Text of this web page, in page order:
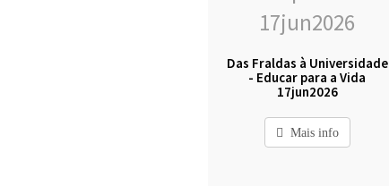
Das Fraldas à Universidade
- Educar para a Vida
17jun2026
Mais info